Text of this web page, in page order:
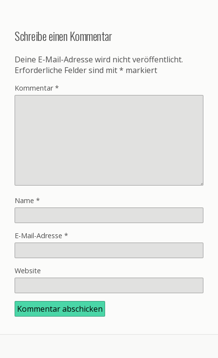
Schreibe einen Kommentar
Deine E-Mail-Adresse wird nicht veröffentlicht.
Erforderliche Felder sind mit* markiert
Kommentar*
Name *
E-Mail-Adresse *
Website